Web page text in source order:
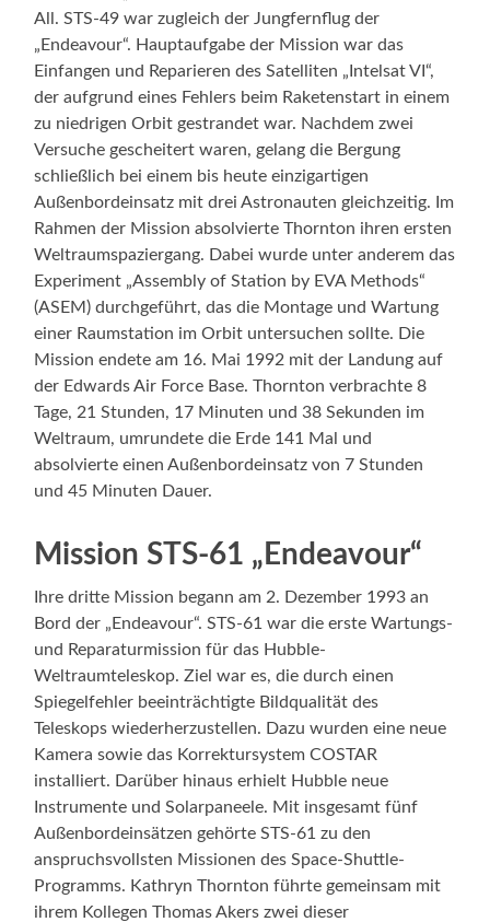
All. STS-49 war zugleich der Jungfernflug der
„Endeavour“. Hauptaufgabe der Mission war das
Einfangen und Reparieren des Satelliten „Intelsat VI“,
der aufgrund eines Fehlers beim Raketenstart in einem
zu niedrigen Orbit gestrandet war. Nachdem zwei
Versuche gescheitert waren, gelang die Bergung
schließlich bei einem bis heute einzigartigen
Außenbordeinsatz mit drei Astronauten gleichzeitig. Im
Rahmen der Mission absolvierte Thornton ihren ersten
Weltraumspaziergang. Dabei wurde unter anderem das
Experiment „Assembly of Station by EVA Methods“
(ASEM) durchgeführt, das die Montage und Wartung
einer Raumstation im Orbit untersuchen sollte. Die
Mission endete am 16. Mai 1992 mit der Landung auf
der Edwards Air Force Base. Thornton verbrachte 8
Tage, 21 Stunden, 17 Minuten und 38 Sekunden im
Weltraum, umrundete die Erde 141 Mal und
absolvierte einen Außenbordeinsatz von 7 Stunden
und 45 Minuten Dauer.
Mission STS-61 „Endeavour“
Ihre dritte Mission begann am 2. Dezember 1993 an
Bord der „Endeavour“. STS-61 war die erste Wartungs-
und Reparaturmission für das Hubble-
Weltraumteleskop. Ziel war es, die durch einen
Spiegelfehler beeinträchtigte Bildqualität des
Teleskops wiederherzustellen. Dazu wurden eine neue
Kamera sowie das Korrektursystem COSTAR
installiert. Darüber hinaus erhielt Hubble neue
Instrumente und Solarpaneele. Mit insgesamt fünf
Außenbordeinsätzen gehörte STS-61 zu den
anspruchsvollsten Missionen des Space-Shuttle-
Programms. Kathryn Thornton führte gemeinsam mit
ihrem Kollegen Thomas Akers zwei dieser